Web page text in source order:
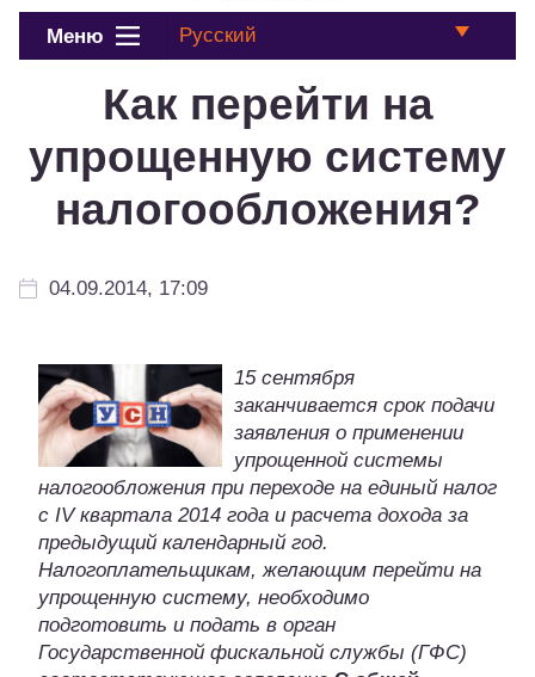
Меню Русский
Как перейти на
упрощенную систему
налогообложения?
04.09.2014, 17:09
15 сентября
заканчивается срок подачи
заявления о применении
упрощенной системы
налогообложения при переходе на единый налог
с IV квартала 2014 года и расчета дохода за
предыдущий календарный год.
Налогоплательщикам, желающим перейти на
упрощенную систему, необходимо
подготовить и подать в орган
Государственной фискальной службы (ГФС)